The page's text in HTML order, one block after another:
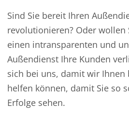
Sind Sie bereit Ihren
revolutionieren? Oder
einen intransparenten und
Außendienst Ihre Kunden
sich bei uns, damit wir Ihnen
helfen können, damit Sie so
Erfolge sehen.